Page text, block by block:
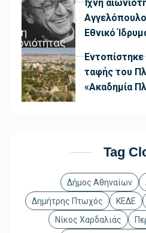
Ίχνη
Εθνικό
ταφής του
«Ακαδημία
Tag
Δήμος Αθηναίων
Δημήτρης Πτωχός
ΚΕΔΕ
Νίκος Χαρδαλιάς